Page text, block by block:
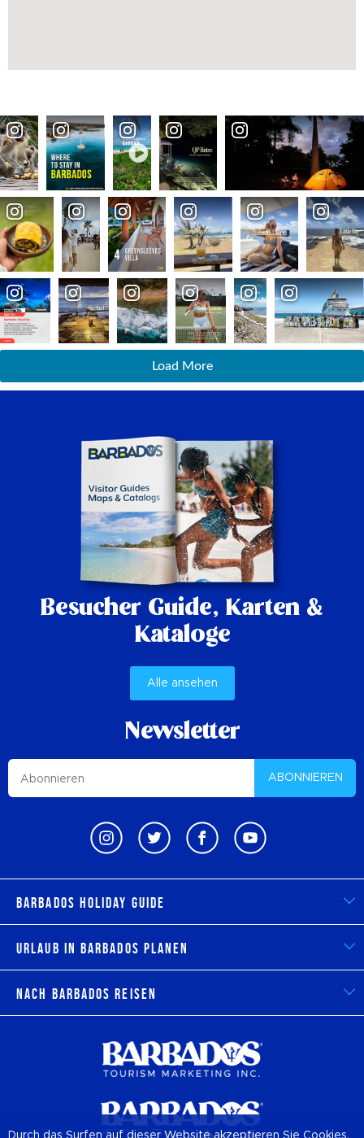
Load More
Besucher Guide, Karten &
Kataloge
Alle ansehen
Newsletter
ABONNIEREN
Barbados Holiday Guide
Urlaub in Barbados planen
Nach Barbados reisen
Durch das Surfen auf dieser Website akzeptieren Sie Cookies,